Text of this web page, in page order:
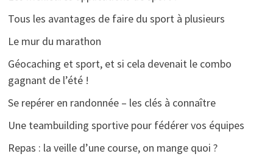
Tous les avantages de faire du sport à plusieurs
Le mur du marathon
Géocaching et sport, et si cela devenait le combo
gagnant de l’été !
Se repérer en randonnée – les clés à connaître
Une teambuilding sportive pour fédérer vos équipes
Repas : la veille d’une course, on mange quoi ?